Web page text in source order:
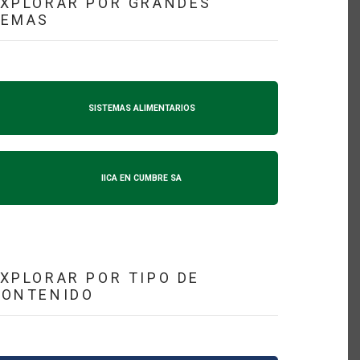
SISTEMAS ALIMENTARIOS
IICA EN CUMBRE SA
POR TIPO DE